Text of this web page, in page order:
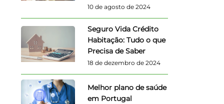
10 de agosto de 2024
Seguro Vida Crédito
Habitação: Tudo o que
Precisa de Saber
18 de dezembro de 2024
Melhor plano de saúde
em Portugal